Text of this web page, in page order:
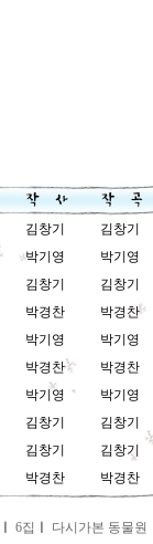
김창기
김창기
박기영
박기영
김창기
김창기
박경찬
박경찬
박기영
박기영
박경찬
박경찬
박기영
박기영
김창기
김창기
김창기
김창기
박경찬 박경찬
6집 다시가본 동물원